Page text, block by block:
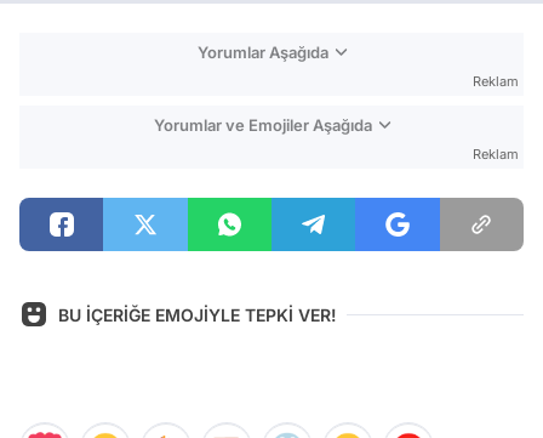
Yorumlar Aşağıda
Reklam
Yorumlar ve Emojiler Aşağıda
Reklam
BU İÇERİĞE EMOJİYLE TEPKİ VER!